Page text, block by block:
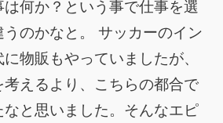
何か？という事で仕事を選
のかなと。 サッカーのイン
物販もやっていましたが、
えるより、こちらの都合で
と思いました。そんなエピ